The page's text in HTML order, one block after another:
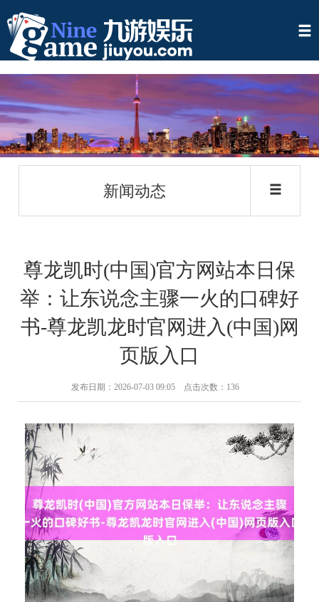
新闻动态
尊龙凯时(中国)官方网站本日保
举：让东说念主骤一火的口碑好
书-尊龙凯龙时官网进入(中国)网
页版入口
发布日期：2026-07-03 09:05 点击次数：136